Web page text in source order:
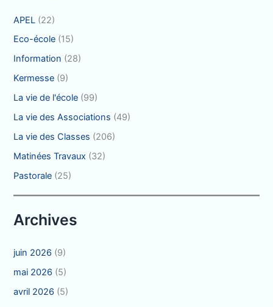
APEL (22)
Eco-école (15)
Information (28)
Kermesse (9)
La vie de l'école (99)
La vie des Associations (49)
La vie des Classes (206)
Matinées Travaux (32)
Pastorale (25)
Archives
juin 2026 (9)
mai 2026 (5)
avril 2026 (5)